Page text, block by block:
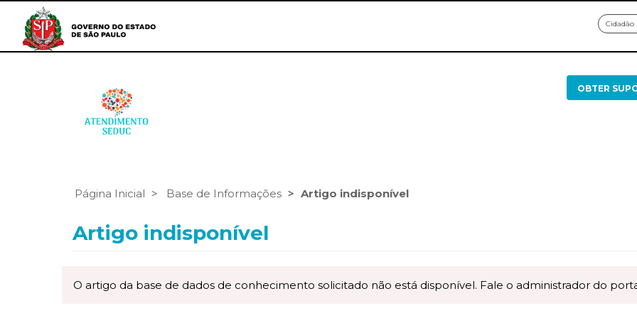
Cidadão
OBTER
Página Inicial Base de Informações Artigo indisponível
Artigo indisponível
O artigo da base de dados de conhecimento solicitado não está disponível. Fale o administrador do